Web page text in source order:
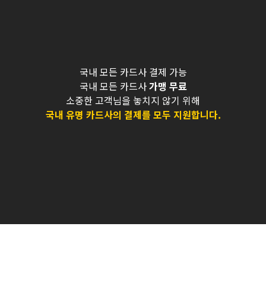
국내 모든 카드사 결제 가능
국내 모든 카드사가맹 무료
소중한 고객님을 놓치지 않기 위해
국내 유명 카드사의 결제를 모두 지원합니다.